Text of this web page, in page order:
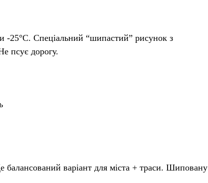
-25°C. Спеціальний “шипастий” рисунок з
псує дорогу.
балансований варіант для міста + траси. Шиповану